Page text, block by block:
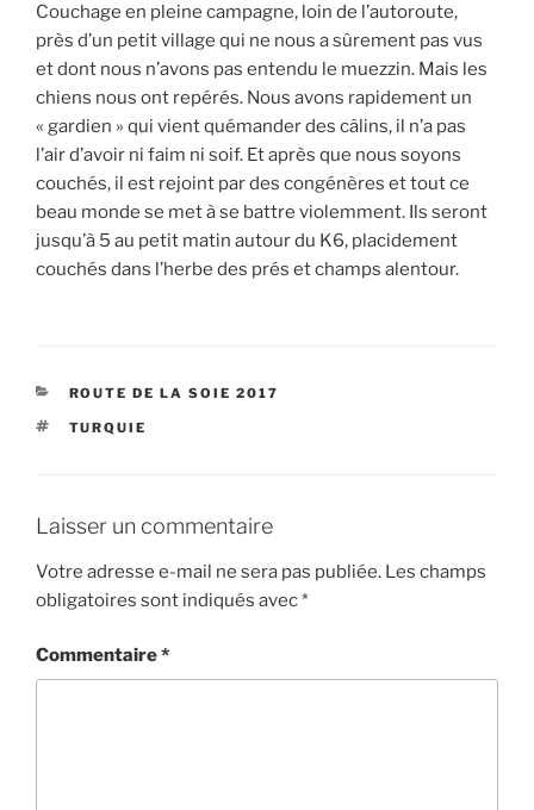
Couchage en pleine campagne, loin de l’autoroute,
près d’un petit village qui ne nous a sûrement pas vus
et dont nous n’avons pas entendu le muezzin. Mais les
chiens nous ont repérés. Nous avons rapidement un
« gardien » qui vient quémander des câlins, il n’a pas
l’air d’avoir ni faim ni soif. Et après que nous soyons
couchés, il est rejoint par des congénères et tout ce
beau monde se met à se battre violemment. Ils seront
jusqu’à 5 au petit matin autour du K6, placidement
couchés dans l’herbe des prés et champs alentour.
CATÉGORIES
ROUTE DE LA SOIE 2017
ÉTIQUETTES
TURQUIE
Laisser un commentaire
Votre adresse e-mail ne sera pas publiée. Les champs
obligatoires sont indiqués avec*
Commentaire*